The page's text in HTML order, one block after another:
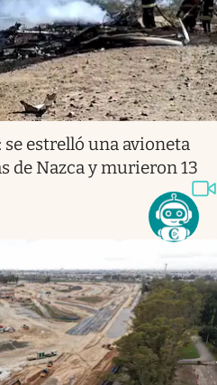
se estrelló una avioneta
de Nazca y murieron 13